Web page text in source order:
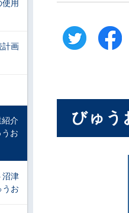
びゅう
用
計画
紹介
うお
沼津
うお